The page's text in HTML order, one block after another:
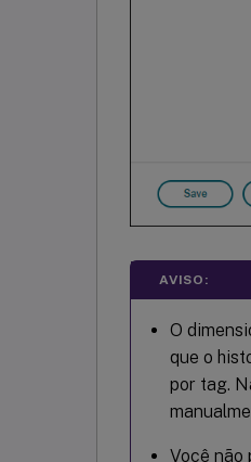
AVISO:
O
que o
por tag.
Você não